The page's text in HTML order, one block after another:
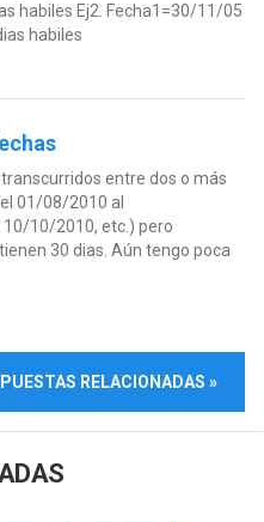
habiles Ej2. Fecha1=30/11/05
habiles
entre dos o más
01/08/2010 al
10/2010, etc.) pero
30 dias. Aún tengo poca
RELACIONADAS »